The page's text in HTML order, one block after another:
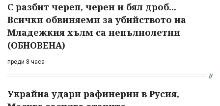
С разбит череп, черен и бял дроб...
Всички обвиняеми за убийството на
Младежкия хълм са непълнолетни
(ОБНОВЕНА)
преди 8 часа
Украйна удари рафинерии в Русия,